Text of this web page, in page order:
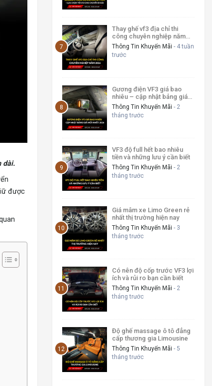
dài.
được
Thay ghế vf3 địa chỉ thi
công chuyên nghiệp năm
2026
Thông Tin Khuyến Mãi - 4 tuần
trước
Gương điện VF3 giá bao
nhiêu – cập nhật bảng giá
mới nhất 2026
Thông Tin Khuyến Mãi - 2
tháng trước
VF3 độ full hết bao nhiêu
tiền và những lưu ý cần biết
Thông Tin Khuyến Mãi - 2
tháng trước
Giá mâm xe Limo Green rẻ
nhất thị trường hiện nay
Thông Tin Khuyến Mãi - 3
tháng trước
Có nên độ cốp trước VF3 lợi
ích và rủi ro bạn cần biết
Thông Tin Khuyến Mãi - 2
tháng trước
Độ ghế massage ô tô đẳng
cấp thương gia Limousine
Thông Tin Khuyến Mãi - 5
tháng trước